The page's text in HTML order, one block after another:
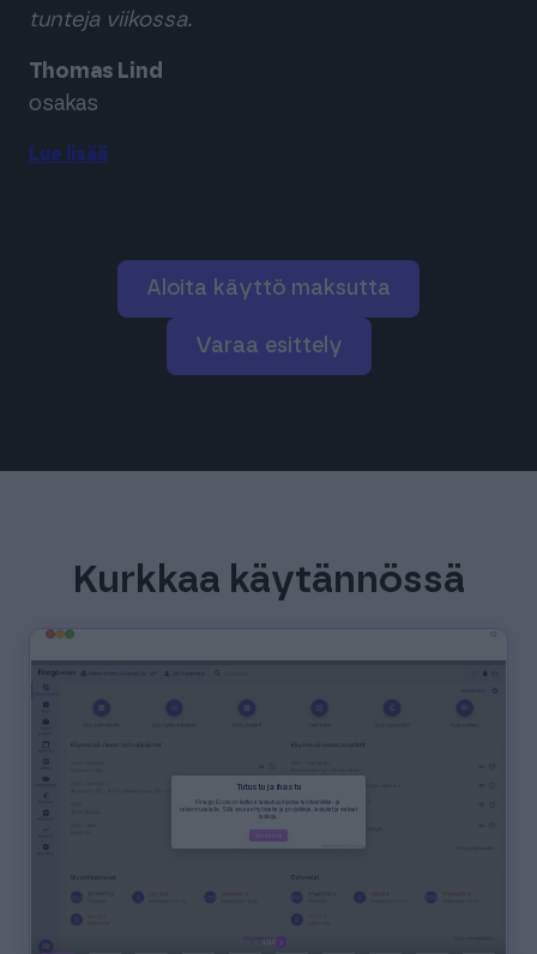
tunteja viikossa.
Thomas Lind
osakas
Lue lisää
Aloita käyttö maksutta
varaa esittely
Kurkkaa käytännössä